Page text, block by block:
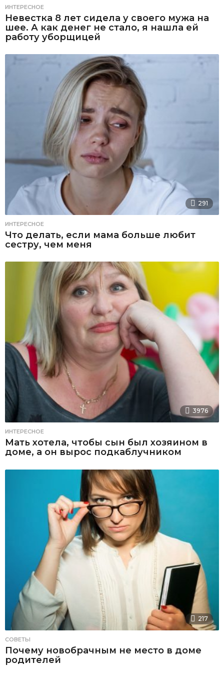
ИНТЕРЕСНОЕ
Невестка 8 лет сидела у своего мужа на
шее. А как денег не стало, я нашла ей
работу уборщицей
291
ИНТЕРЕСНОЕ
Что делать, если мама больше любит
сестру, чем меня
3976
ИНТЕРЕСНОЕ
Мать хотела, чтобы сын был хозяином в
доме, а он вырос подкаблучником
217
СОВЕТЫ
Почему новобрачным не место в доме
родителей